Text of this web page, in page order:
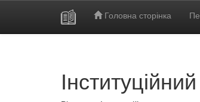
Головна сторінка